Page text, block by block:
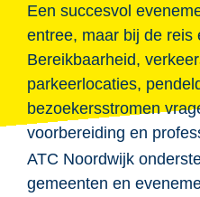
Een succesvol
entree, maar bij de reis
Bereikbaarheid,
parkeerlocaties,
bezoekersstromen
voorbereiding en
ATC Noordwijk
gemeenten en